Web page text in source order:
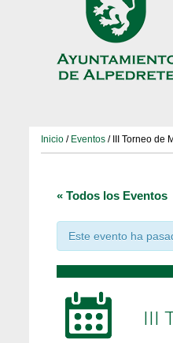
Inicio / Eventos / III Torneo de
« Todos los Eventos
Este evento ha
III